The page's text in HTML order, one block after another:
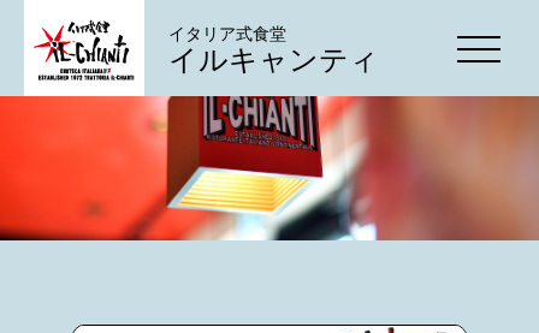
イタリア式食堂
イルキャンティ